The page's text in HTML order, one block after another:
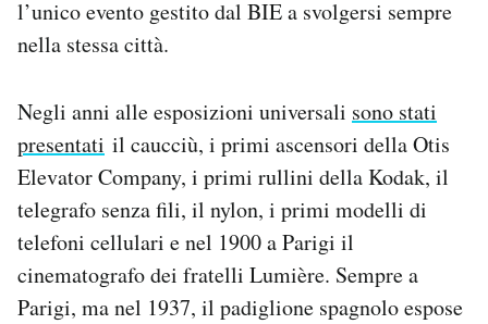
l’unico evento gestito dal BIE a svolgersi sempre
nella stessa città.
Negli anni alle esposizioni universali sono stati
presentati il caucciù, i primi ascensori della Otis
Elevator Company, i primi rullini della Kodak, il
telegrafo senza fili, il nylon, i primi modelli di
telefoni cellulari e nel 1900 a Parigi il
cinematografo dei fratelli Lumière. Sempre a
Parigi, ma nel 1937, il padiglione spagnolo espose